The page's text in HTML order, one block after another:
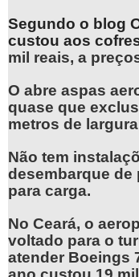
Segundo o blog
custou aos
mil reais, a
O abre aspas
quase que
metros de
Não tem
desembarque de
para carga.
No Ceará, o
voltado para o
atender Boeings